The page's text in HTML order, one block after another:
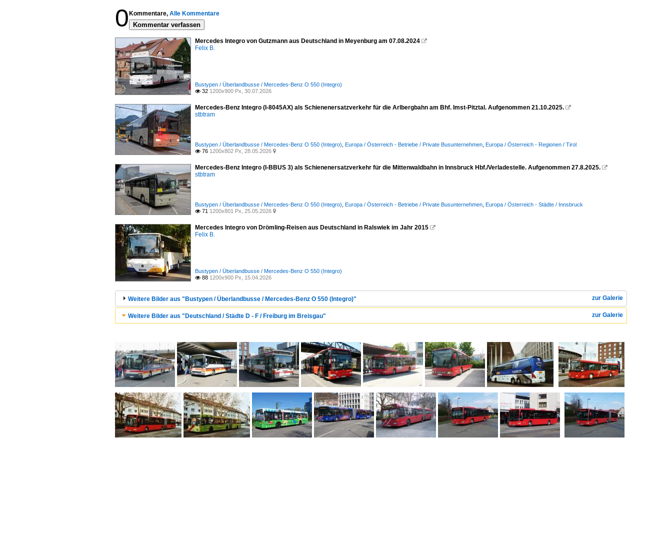
0 Kommentare, Alle Kommentare
Kommentar verfassen
Mercedes Integro von Gutzmann aus Deutschland in Meyenburg am 07.08.2024 
Felix B.
Bustypen / Überlandbusse / Mercedes-Benz O 550 (Integro)
 32 1200x900 Px, 30.07.2026
Mercedes-Benz Integro (I-8045AX) als Schienenersatzverkehr für die Arlbergbahn am Bhf. Imst-Pitztal. Aufgenommen 21.10.2025. 
stbtram
Bustypen / Überlandbusse / Mercedes-Benz O 550 (Integro) Europa / Österreich - Betriebe / Private Busunternehmen Europa / Österreich - Regionen / Tirol
 76 1200x802 Px, 28.05.2026 
Mercedes-Benz Integro (I-BBUS 3) als Schienenersatzverkehr für die Mittenwaldbahn in Innsbruck Hbf./Verladestelle. Aufgenommen 27.8.2025. 
stbtram
Bustypen / Überlandbusse / Mercedes-Benz O 550 (Integro) Europa / Österreich - Betriebe / Private Busunternehmen Europa / Österreich - Städte / Innsbruck
 71 1200x801 Px, 25.05.2026 
Mercedes Integro von Drömling-Reisen aus Deutschland in Ralswiek im Jahr 2015 
Felix B.
Bustypen / Überlandbusse / Mercedes-Benz O 550 (Integro)
 88 1200x900 Px, 15.04.2026
zur Galerie
Weitere Bilder aus "Bustypen / Überlandbusse / Mercedes-Benz O 550 (Integro)"
zur Galerie
Weitere Bilder aus "Deutschland / Städte D - F / Freiburg im Breisgau"